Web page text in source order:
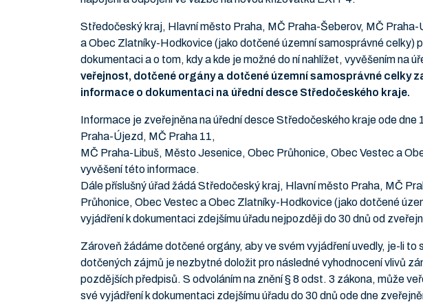
Středočeský kraj, Hlavní město Praha, MČ Praha-Šeberov, MČ
a Obec Zlatníky-Hodkovice (jako dotčené územní samosprávné celky)
dokumentaci a o tom, kdy a kde je možné do ní nahlížet, vyvěšením na
veřejnost, dotčené orgány a dotčené územní samosprávné celky
informace o dokumentaci na úřední desce Středočeského kraje.
Informace je zveřejněna na úřední desce Středočeského kraje ode
Praha-Újezd, MČ Praha 11,
MČ Praha-Libuš, Město Jesenice, Obec Průhonice, Obec Vestec a
vyvěšení této informace.
Dále příslušný úřad žádá Středočeský kraj, Hlavní město Praha, MČ
Průhonice, Obec Vestec a Obec Zlatníky-Hodkovice (jako dotčené
vyjádření k dokumentaci zdejšímu úřadu nejpozději do 30 dnů od
Zároveň žádáme dotčené orgány, aby ve svém vyjádření uvedly, je-li
dotčených zájmů je nezbytné doložit pro následné vyhodnocení vlivů
pozdějších předpisů. S odvoláním na znění § 8 odst. 3 zákona, může
své vyjádření k dokumentaci zdejšímu úřadu do 30 dnů ode dne